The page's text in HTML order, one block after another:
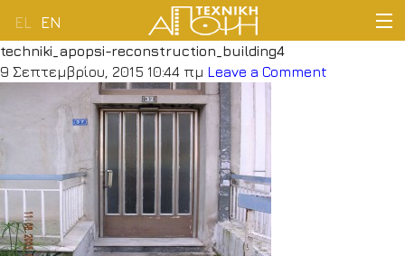
EL EN
ΑΡΧΙΚΗ
ΕΤΑΙΡΕΙΑ
ΔΡΑΣΤΗΡΙΟΤΗΤΕΣ
ΠΕΛΑΤΟΛΟΓΙΟ
ΝΕΑ
techniki_apopsi-reconstruction_building4
9 Σεπτεμβρίου, 2015 10:44 πμ Leave a Comment